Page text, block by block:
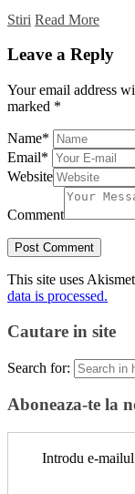
Stiri Read More
Leave a Reply
Your email address
marked *
Name*
Email*
Website
Comment
This site uses
data is processed.
Cautare in site
Search for:
Aboneaza-te la
Introdu e-